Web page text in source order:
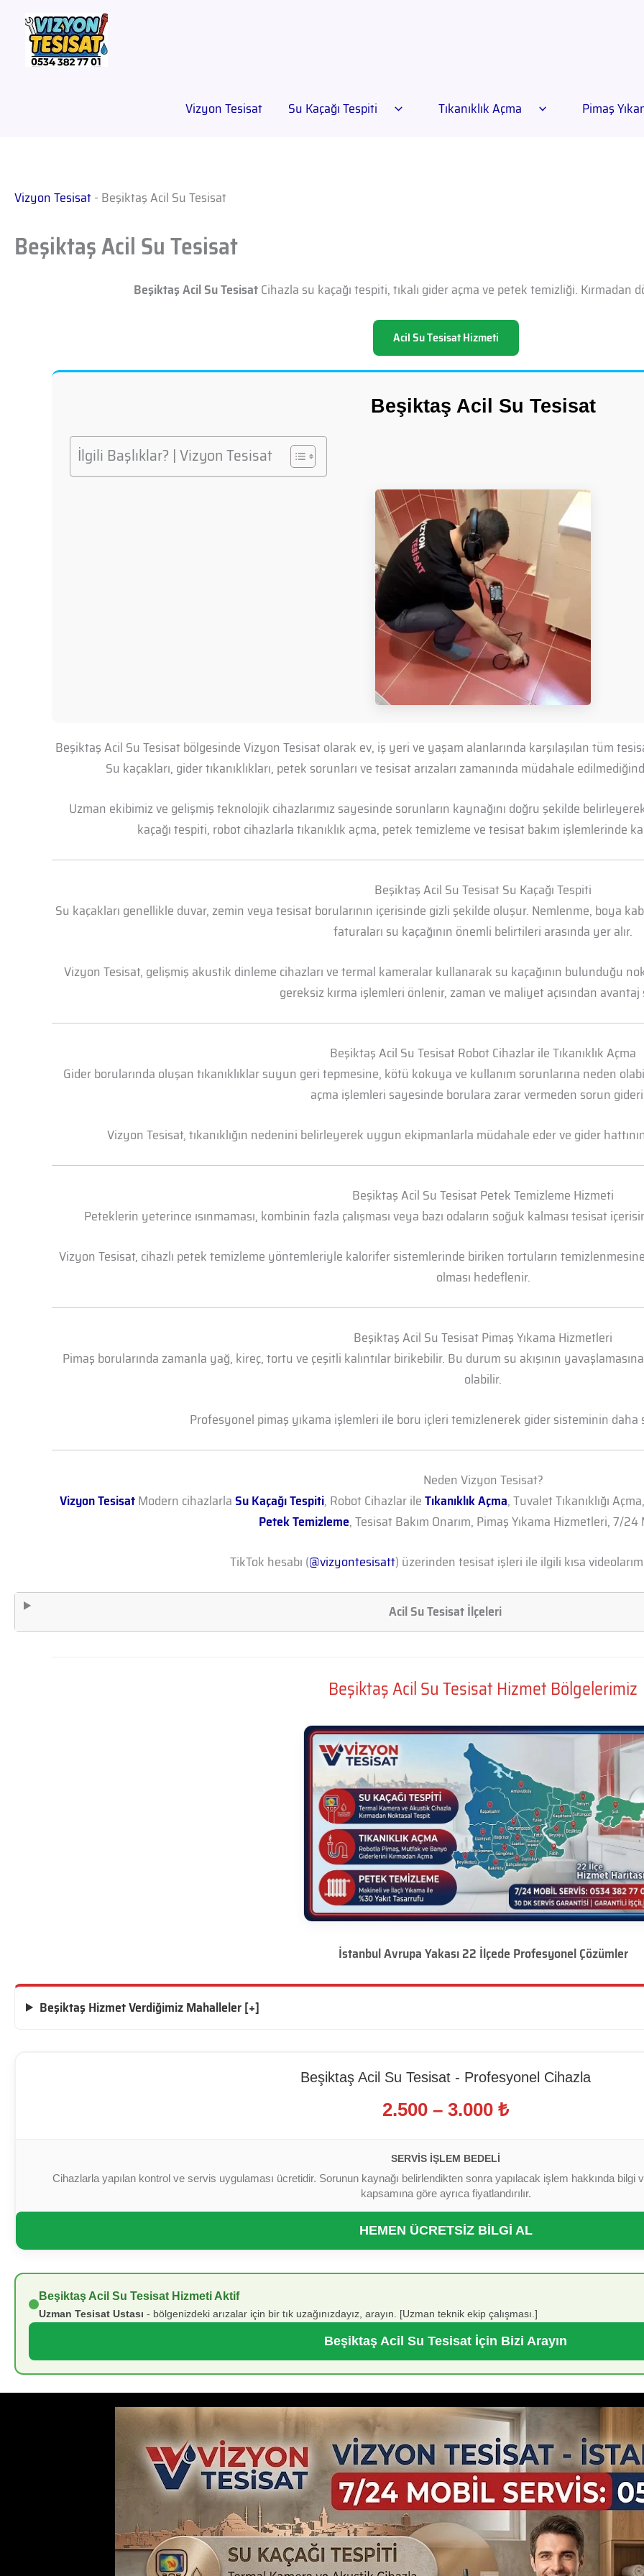
Vizyon Tesisat Su Kaçağı Tespiti Tıkanıklık Açma Pimaş
Vizyon Tesisat- Beşiktaş Acil Su Tesisat
Beşiktaş Acil Su Tesisat
Beşiktaş Acil Su TesisatCihazla su kaçağı tespiti, tıkalı gider açma ve petek temizliği.
Acil Su Tesisat Hizmeti
Beşiktaş Acil Su Tesisat
İlgili Başlıklar? | Vizyon Tesisat
Beşiktaş Acil Su Tesisat bölgesinde Vizyon Tesisat olarak ev, iş yeri ve yaşam alanlarında karşılaşılan tüm
Su kaçakları, gider tıkanıklıkları, petek sorunları ve tesisat arızaları zamanında müdahale
Uzman ekibimiz ve gelişmiş teknolojik cihazlarımız sayesinde sorunların kaynağını doğru şekilde
kaçağı tespiti, robot cihazlarla tıkanıklık açma, petek temizleme ve tesisat bakım işlemlerinde
Beşiktaş Acil Su Tesisat Su Kaçağı Tespiti
Su kaçakları genellikle duvar, zemin veya tesisat borularının içerisinde gizli şekilde oluşur. Nemlenme, boya
faturaları su kaçağının önemli belirtileri arasında yer alır.
Vizyon Tesisat, gelişmiş akustik dinleme cihazları ve termal kameralar kullanarak su kaçağının bulunduğu
gereksiz kırma işlemleri önlenir, zaman ve maliyet açısından avantaj
Beşiktaş Acil Su Tesisat Robot Cihazlar ile Tıkanıklık Açma
Gider borularında oluşan tıkanıklıklar suyun geri tepmesine, kötü kokuya ve kullanım sorunlarına neden
açma işlemleri sayesinde borulara zarar vermeden sorun
Vizyon Tesisat, tıkanıklığın nedenini belirleyerek uygun ekipmanlarla müdahale eder ve gider
Beşiktaş Acil Su Tesisat Petek Temizleme Hizmeti
Peteklerin yeterince ısınmaması, kombinin fazla çalışması veya bazı odaların soğuk kalması tesisat
Vizyon Tesisat, cihazlı petek temizleme yöntemleriyle kalorifer sistemlerinde biriken tortuların temizlenmesine
olması hedeflenir.
Beşiktaş Acil Su Tesisat Pimaş Yıkama Hizmetleri
Pimaş borularında zamanla yağ, kireç, tortu ve çeşitli kalıntılar birikebilir. Bu durum su akışının
olabilir.
Profesyonel pimaş yıkama işlemleri ile boru içleri temizlenerek gider sisteminin daha
Neden Vizyon Tesisat?
Vizyon TesisatModern cihazlarlaSu Kaçağı Tespiti, Robot Cihazlar ileTıkanıklık Açma, Tuvalet Tıkanıklığı
Petek Temizleme, Tesisat Bakım Onarım, Pimaş Yıkama Hizmetleri, 7/
TikTok hesabı (@vizyontesisatt) üzerinden tesisat işleri ile ilgili kısa
Acil Su Tesisat İlçeleri
Beşiktaş Acil Su Tesisat Hizmet Bölgelerimiz
İstanbul Avrupa Yakası 22 İlçede Profesyonel Çözümler
Beşiktaş Hizmet Verdiğimiz Mahalleler [+]
Beşiktaş Acil Su Tesisat - Profesyonel Cihazla
2.500 – 3.000 ₺
SERVIS İŞLEM BEDELI
Cihazlarla yapılan kontrol ve servis uygulaması ücretidir. Sorunun kaynağı belirlendikten sonra yapılacak işlem hakkında bilgi
kapsamına göre ayrıca fiyatlandırılır.
HEMEN ÜCRETSİZ BİLGİ AL
Beşiktaş Acil Su Tesisat Hizmeti Aktif
Uzman Tesisat Ustası - bölgenizdeki arızalar için bir tık uzağınızdayız, arayın. [Uzman teknik ekip çalışması.]
Beşiktaş Acil Su Tesisat İçin Bizi Arayın